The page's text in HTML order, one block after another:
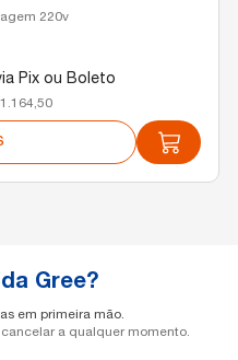
220v
Pix ou Boleto
Gree?
em primeira mão.
a qualquer momento.